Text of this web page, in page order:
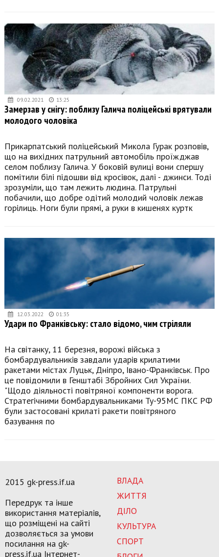
09.02.2021 13:25
Замерзав у снігу: поблизу Галича поліцейські врятували
молодого чоловіка
Прикарпатський поліцейський Микола Гурак розповів,
що на вихідних патрульний автомобіль проїжджав
селом поблизу Галича. У боковій вулиці вони спершу
помітили білі підошви від кросівок, далі - джинси. Тоді
зрозуміли, що там лежить людина. Патрульні
побачили, що добре одітий молодий чоловік лежав
горілиць. Ноги були прямі, а руки в кишенях куртк
12.03.2022 01:35
Удари по Франківську: стало відомо, чим стріляли
На світанку, 11 березня, ворожі війська з
бомбардувальників завдали ударів крилатими
ракетами містах Луцьк, Дніпро, Івано-Франківськ. Про
це повідомили в Генштабі Збройних Сил України.
"Щодо діяльності повітряної компоненти ворога.
Стратегічними бомбардувальниками Ту-95МС ПКС РФ
були застосовані крилаті ракети повітряного
базування по
ВЛАДА
ЖИТТЯ
ДІЛО
КУЛЬТУРА
СПОРТ
2015 gk-press.if.ua
Передрук та інше
використання матеріалів,
що розміщені на сайті
дозволяється за умови
посилання на gk-
press.if.ua Інтернет-